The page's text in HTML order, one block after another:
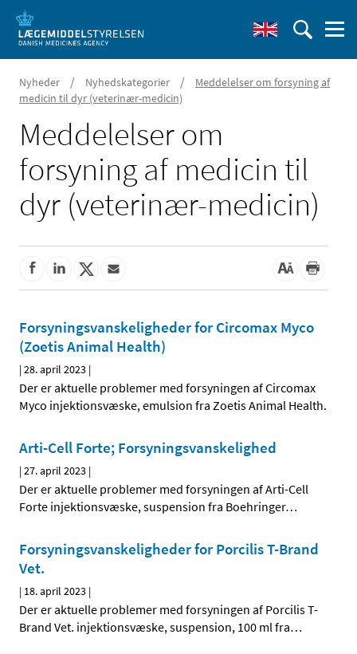
Nyheder / Nyhedskategorier /
Meddelelser om forsyning af
medicin til dyr (veterinær-medicin)
Meddelelser om
forsyning af medicin til
dyr (veterinær-medicin)
Forsyningsvanskeligheder for Circomax Myco
(Zoetis Animal Health)
|28. april 2023 |
Der er aktuelle problemer med forsyningen af Circomax
Myco injektionsvæske, emulsion fra Zoetis Animal Health.
Arti-Cell Forte; Forsyningsvanskelighed
|27. april 2023 |
Der er aktuelle problemer med forsyningen af Arti-Cell
Forte injektionsvæske, suspension fra Boehringer…
Forsyningsvanskeligheder for Porcilis T-Brand
Vet.
| 18. april 2023 |
Der er aktuelle problemer med forsyningen af Porcilis T-
Brand Vet. injektionsvæske, suspension, 100 ml fra…